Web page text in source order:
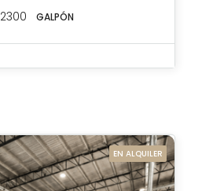
2300 GALPÓN
EN ALQUILER